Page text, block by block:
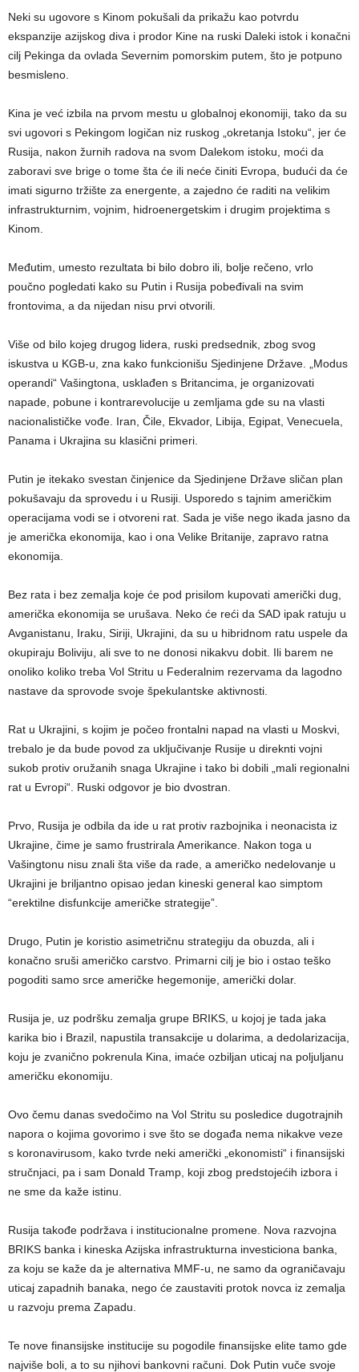
Neki su ugovore s Kinom pokušali da prikažu kao potvrdu
ekspanzije azijskog diva i prodor Kine na ruski Daleki istok i konačni
cilj Pekinga da ovlada Severnim pomorskim putem, što je potpuno
besmisleno.
Kina je već izbila na prvom mestu u globalnoj ekonomiji, tako da su
svi ugovori s Pekingom logičan niz ruskog „okretanja Istoku“, jer će
Rusija, nakon žurnih radova na svom Dalekom istoku, moći da
zaboravi sve brige o tome šta će ili neće činiti Evropa, budući da će
imati sigurno tržište za energente, a zajedno će raditi na velikim
infrastrukturnim, vojnim, hidroenergetskim i drugim projektima s
Kinom.
Međutim, umesto rezultata bi bilo dobro ili, bolje rečeno, vrlo
poučno pogledati kako su Putin i Rusija pobeđivali na svim
frontovima, a da nijedan nisu prvi otvorili.
Više od bilo kojeg drugog lidera, ruski predsednik, zbog svog
iskustva u KGB-u, zna kako funkcionišu Sjedinjene Države. „Modus
operandi“ Vašingtona, usklađen s Britancima, je organizovati
napade, pobune i kontrarevolucije u zemljama gde su na vlasti
nacionalističke vođe. Iran, Čile, Ekvador, Libija, Egipat, Venecuela,
Panama i Ukrajina su klasični primeri.
Putin je itekako svestan činjenice da Sjedinjene Države sličan plan
pokušavaju da sprovedu i u Rusiji. Usporedo s tajnim američkim
operacijama vodi se i otvoreni rat. Sada je više nego ikada jasno da
je američka ekonomija, kao i ona Velike Britanije, zapravo ratna
ekonomija.
Bez rata i bez zemalja koje će pod prisilom kupovati američki dug,
američka ekonomija se urušava. Neko će reći da SAD ipak ratuju u
Avganistanu, Iraku, Siriji, Ukrajini, da su u hibridnom ratu uspele da
okupiraju Boliviju, ali sve to ne donosi nikakvu dobit. Ili barem ne
onoliko koliko treba Vol Stritu u Federalnim rezervama da lagodno
nastave da sprovode svoje špekulantske aktivnosti.
Rat u Ukrajini, s kojim je počeo frontalni napad na vlasti u Moskvi,
trebalo je da bude povod za uključivanje Rusije u direknti vojni
sukob protiv oružanih snaga Ukrajine i tako bi dobili „mali regionalni
rat u Evropi“. Ruski odgovor je bio dvostran.
Prvo, Rusija je odbila da ide u rat protiv razbojnika i neonacista iz
Ukrajine, čime je samo frustrirala Amerikance. Nakon toga u
Vašingtonu nisu znali šta više da rade, a američko nedelovanje u
Ukrajini je briljantno opisao jedan kineski general kao simptom
“erektilne disfunkcije američke strategije”.
Drugo, Putin je koristio asimetričnu strategiju da obuzda, ali i
konačno sruši američko carstvo. Primarni cilj je bio i ostao teško
pogoditi samo srce američke hegemonije, američki dolar.
Rusija je, uz podršku zemalja grupe BRIKS, u kojoj je tada jaka
karika bio i Brazil, napustila transakcije u dolarima, a dedolarizacija,
koju je zvanično pokrenula Kina, imaće ozbiljan uticaj na poljuljanu
američku ekonomiju.
Ovo čemu danas svedočimo na Vol Stritu su posledice dugotrajnih
napora o kojima govorimo i sve što se događa nema nikakve veze
s koronavirusom, kako tvrde neki američki „ekonomisti“ i finansijski
stručnjaci, pa i sam Donald Tramp, koji zbog predstojećih izbora i
ne sme da kaže istinu.
Rusija takođe podržava i institucionalne promene. Nova razvojna
BRIKS banka i kineska Azijska infrastrukturna investiciona banka,
za koju se kaže da je alternativa MMF-u, ne samo da ograničavaju
uticaj zapadnih banaka, nego će zaustaviti protok novca iz zemalja
u razvoju prema Zapadu.
Te nove finansijske institucije su pogodile finansijske elite tamo gde
najviše boli, a to su njihovi bankovni računi. Dok Putin vuče svoje